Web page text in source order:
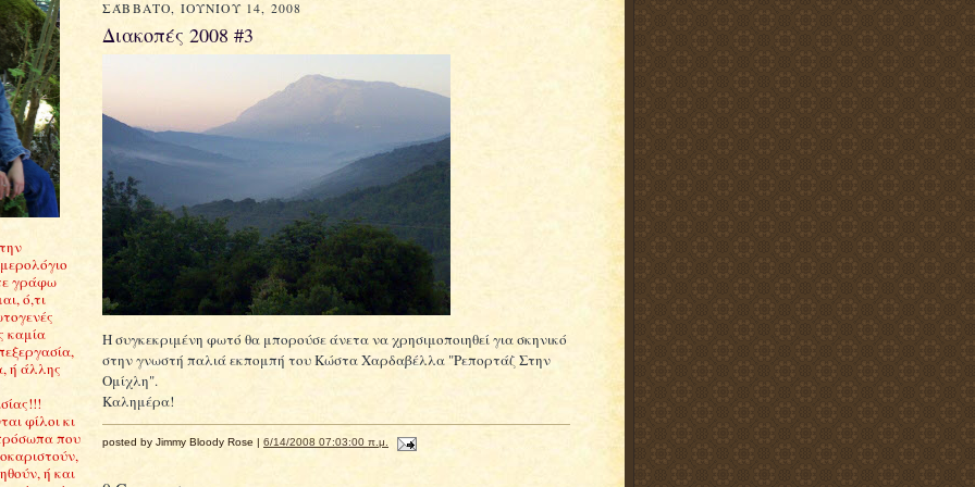
γράφω
ό,τι
καμία
ή άλλης
φίλοι κι
που
ή και
ΣΆΒΒΑΤΟ, ΙΟΥΝΊΟΥ 14, 2008
Διακοπές 2008 #3
Η συγκεκριμένη φωτό θα μπορούσε άνετα να χρησιμοποιηθεί για σκηνικό
στην γνωστή παλιά εκπομπή του Κώστα Χαρδαβέλλα "Ρεπορτάζ Στην
Ομίχλη".
Καλημέρα!
posted by Jimmy Bloody Rose | 6/14/2008 07:03:00 π.μ.